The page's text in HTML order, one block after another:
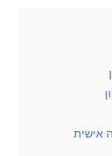
אישית